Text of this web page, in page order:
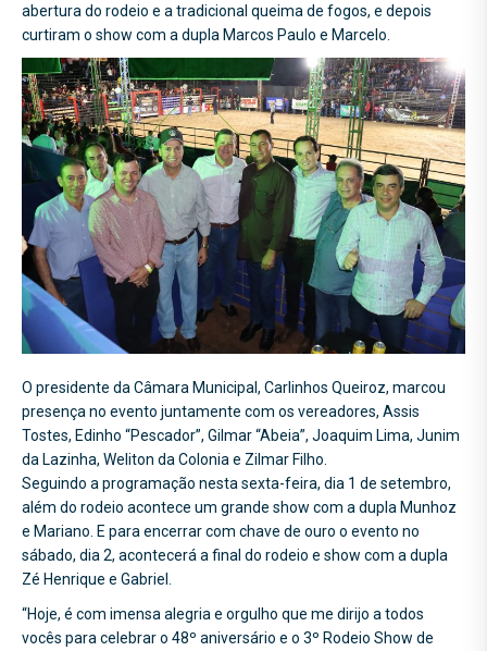
abertura do rodeio e a tradicional queima de fogos, e depois
curtiram o show com a dupla Marcos Paulo e Marcelo.
O presidente da Câmara Municipal, Carlinhos Queiroz, marcou
presença no evento juntamente com os vereadores, Assis
Tostes, Edinho “Pescador”, Gilmar “Abeia”, Joaquim Lima, Junim
da Lazinha, Weliton da Colonia e Zilmar Filho.
Seguindo a programação nesta sexta-feira, dia 1 de setembro,
além do rodeio acontece um grande show com a dupla Munhoz
e Mariano. E para encerrar com chave de ouro o evento no
sábado, dia 2, acontecerá a final do rodeio e show com a dupla
Zé Henrique e Gabriel.
“Hoje, é com imensa alegria e orgulho que me dirijo a todos
vocês para celebrar o 48º aniversário e o 3º Rodeio Show de